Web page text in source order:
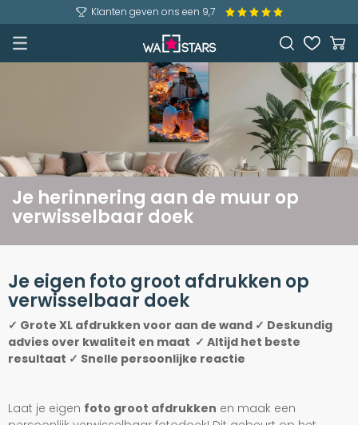
Klanten geven ons een 9,7
Je herinnering aan de muur op
verwisselbaar doek
Je eigen foto groot afdrukken op
verwisselbaar doek
✓ Grote XL afdrukken voor aan de wand ✓ Deskundig
advies over kwaliteit en maat ✓ Altijd het beste
resultaat ✓ Snelle persoonlijke reactie
Laat je eigen foto groot afdrukken en maak een